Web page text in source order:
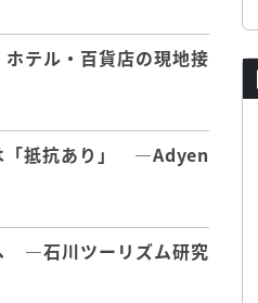
テル・百貨店の現地接
「抵抗あり」 ―Adyen
―石川ツーリズム研究